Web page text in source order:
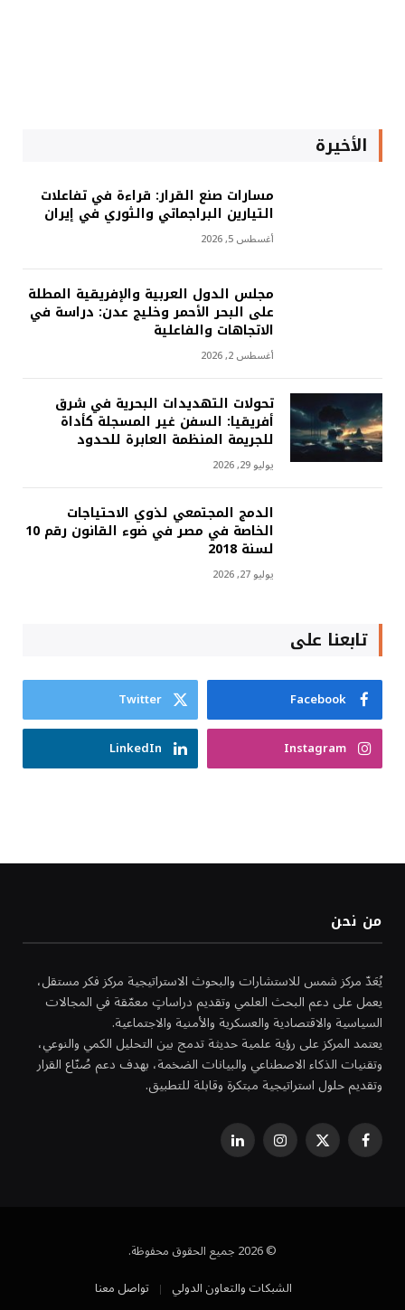
الأخيرة
مسارات صنع القرار: قراءة في تفاعلات
التيارين البراجماتي والثوري في إيران
أغسطس 5, 2026
مجلس الدول العربية والإفريقية المطلة
على البحر الأحمر وخليج عدن: دراسة في
الاتجاهات والفاعلية
أغسطس 2, 2026
تحولات التهديدات البحرية في شرق
أفريقيا: السفن غير المسجلة كأداة
للجريمة المنظمة العابرة للحدود
يوليو 29, 2026
الدمج المجتمعي لذوي الاحتياجات
الخاصة في مصر في ضوء القانون رقم 10
لسنة 2018
يوليو 27, 2026
تابعنا على
Facebook
Twitter
Instagram
LinkedIn
من نحن
يُعَدّ مركز شمس للاستشارات والبحوث الاستراتيجية مركز فكر مستقل،
يعمل على دعم البحث العلمي وتقديم دراساتٍ معمّقة في المجالات
السياسية والاقتصادية والعسكرية والأمنية والاجتماعية.
يعتمد المركز على رؤية علمية حديثة تدمج بين التحليل الكمي والنوعي،
وتقنيات الذكاء الاصطناعي والبيانات الضخمة، بهدف دعم صُنّاع القرار
وتقديم حلول استراتيجية مبتكرة وقابلة للتطبيق.
فيسبوكX الانستغراملينكدإن
© 2026 جميع الحقوق محفوظة.
الشبكات والتعاون الدولي
تواصل معنا